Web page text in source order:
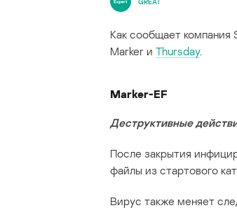
Как сообщает компания
Marker и Thursday.
Marker-EF
Деструктивные
После закрытия
файлы из стартового
Вирус также меняет